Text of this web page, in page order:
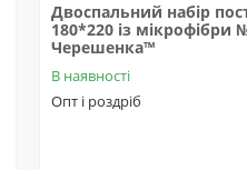
Двоспальний набір
180*220 із мікрофібри
Черешенка™
В наявності
Опт і роздріб